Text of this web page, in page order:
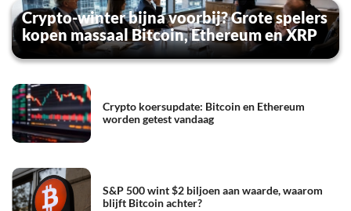
Crypto-winter bijna voorbij? Grote spelers
kopen massaal Bitcoin, Ethereum en XRP
Crypto koersupdate: Bitcoin en Ethereum
worden getest vandaag
S&P 500 wint $2 biljoen aan waarde, waarom
blijft Bitcoin achter?